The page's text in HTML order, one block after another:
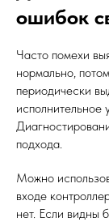
ошибок
Часто помехи
нормально,
периодически
исполнительное
подхода.
Можно
входе
нет. Если видны